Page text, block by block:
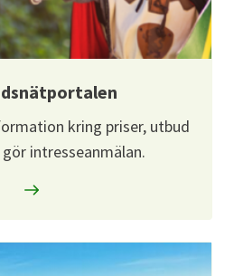
kring priser, utbud
intresseanmälan.